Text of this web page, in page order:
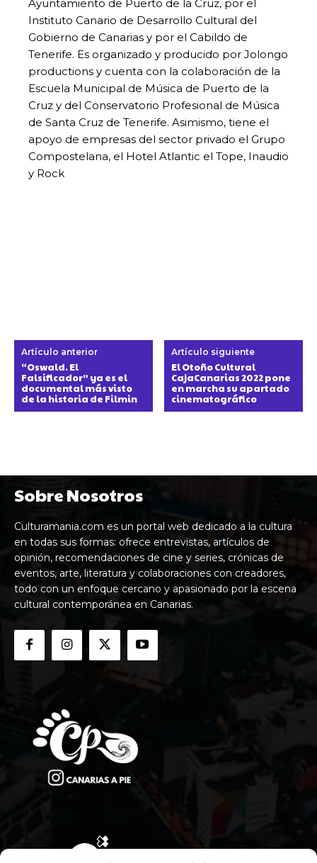
Ayuntamiento de Puerto de la Cruz, por el
Instituto Canario de Desarrollo Cultural del
Gobierno de Canarias y por el Cabildo de
Tenerife. Es organizado y producido por Jolongo
productions y cuenta con la colaboración de la
Escuela Municipal de Música de Puerto de la
Cruz y del Conservatorio Profesional de Música
de Santa Cruz de Tenerife. Asimismo, tiene el
apoyo de empresas del sector privado el Grupo
Compostelana, el Hotel Atlantic el Tope, Inaudio
y Rock
Artículo anterior
“Oswald. El
Falsificador” ya es el
documental más visto
de la historia de Filmin
Artículo siguiente
El Otoño Cultural
CajaCanarias 2022 pone
en marcha su apartado
cinematográfico
Sobre Nosotros
Culturamania.com es un portal web dedicado a la cultura
en todas sus formas: ofrece entrevistas, artículos de
opinión, recomendaciones de cine y series, crónicas de
eventos, arte, literatura y colaboraciones con creadores,
todo con un enfoque cercano y apasionado por la escena
cultural contemporánea en Canarias.